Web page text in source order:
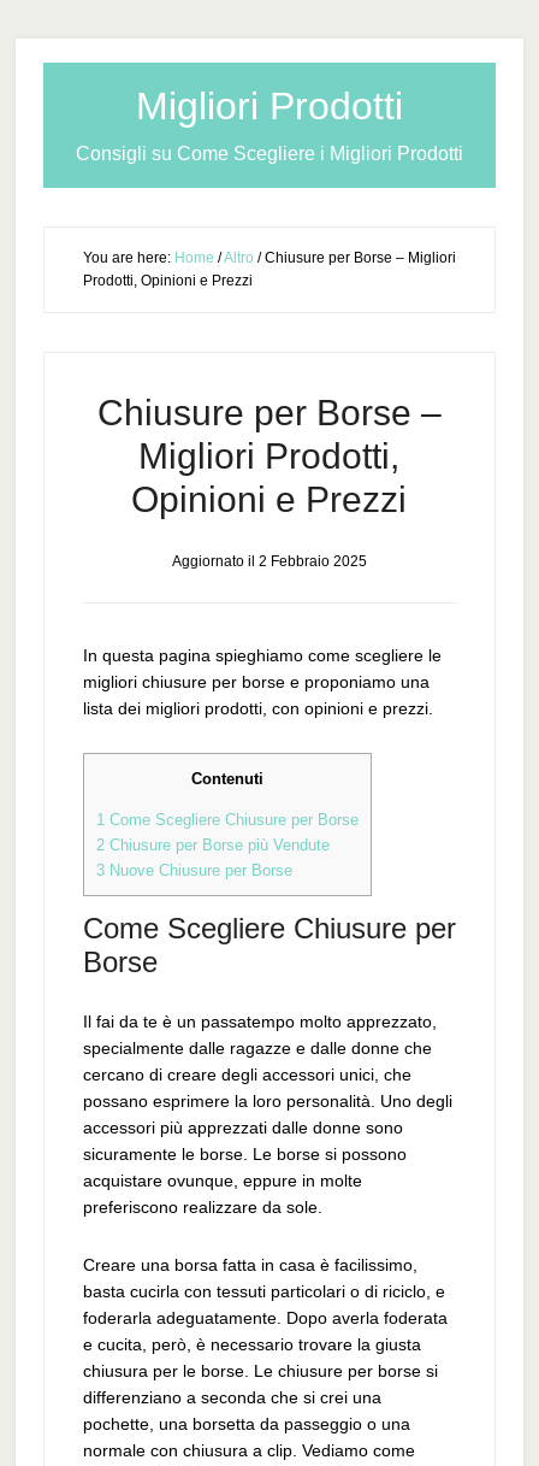
Migliori Prodotti
Consigli su Come Scegliere i Migliori Prodotti
You are here: Home /Altro /Chiusure per Borse – Migliori
Prodotti, Opinioni e Prezzi
Chiusure per Borse –
Migliori Prodotti,
Opinioni e Prezzi
Aggiornato il 2 Febbraio 2025
In questa pagina spieghiamo come scegliere le
migliori chiusure per borse e proponiamo una
lista dei migliori prodotti, con opinioni e prezzi.
Contenuti
1Come Scegliere Chiusure per Borse
2Chiusure per Borse più Vendute
3Nuove Chiusure per Borse
Come Scegliere Chiusure per
Borse
Il fai da te è un passatempo molto apprezzato,
specialmente dalle ragazze e dalle donne che
cercano di creare degli accessori unici, che
possano esprimere la loro personalità. Uno degli
accessori più apprezzati dalle donne sono
sicuramente le borse. Le borse si possono
acquistare ovunque, eppure in molte
preferiscono realizzare da sole.
Creare una borsa fatta in casa è facilissimo,
basta cucirla con tessuti particolari o di riciclo, e
foderarla adeguatamente. Dopo averla foderata
e cucita, però, è necessario trovare la giusta
chiusura per le borse. Le chiusure per borse si
differenziano a seconda che si crei una
pochette, una borsetta da passeggio o una
normale con chiusura a clip. Vediamo come